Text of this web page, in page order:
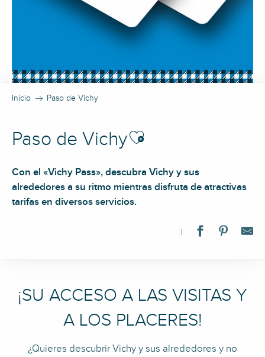
Inicio Paso de Vichy
Paso de Vichy Ajouter aux favoris
Con el «Vichy Pass», descubra Vichy y sus
alrededores a su ritmo mientras disfruta de atractivas
tarifas en diversos servicios.
¡SU ACCESO A LAS VISITAS Y
A LOS PLACERES!
¿Quieres descubrir Vichy y sus alrededores y no